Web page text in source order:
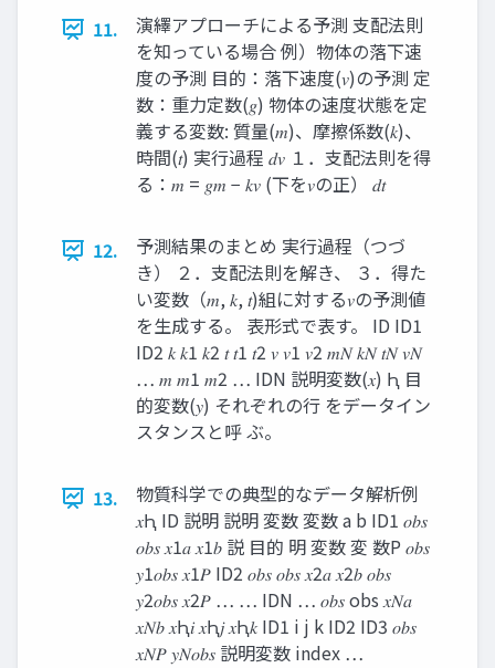
11.
演繹アプローチによる予測 支配法則
を知っている場合 例）物体の落下速
度の予測 目的：落下速度(𝑣)の予測 定
数：重力定数(𝑔) 物体の速度状態を定
義する変数: 質量(𝑚)、摩擦係数(𝑘)、
時間(𝑡) 実行過程 𝑑𝑣 １．支配法則を得
る：𝑚 = 𝑔𝑚 − 𝑘𝑣 (下を𝑣の正） 𝑑𝑡
12.
予測結果のまとめ 実行過程（つづ
き） ２．支配法則を解き、 ３．得た
い変数（𝑚, 𝑘, 𝑡)組に対する𝑣の予測値
を生成する。 表形式で表す。 ID ID1
ID2 𝑘 𝑘1 𝑘2 𝑡 𝑡1 𝑡2 𝑣 𝑣1 𝑣2 𝑚𝑁 𝑘𝑁 𝑡𝑁 𝑣𝑁
… 𝑚 𝑚1 𝑚2 … IDN 説明変数(𝑥) Ԧ 目
的変数(𝑦) それぞれの行 をデータイン
スタンスと呼 ぶ。
13.
物質科学での典型的なデータ解析例
𝑥Ԧ ID 説明 説明 変数 変数 a b ID1 𝑜𝑏𝑠
𝑜𝑏𝑠 𝑥1𝑎 𝑥1𝑏 説 目的 明 変数 変 数P 𝑜𝑏𝑠
𝑦1𝑜𝑏𝑠 𝑥1𝑃 ID2 𝑜𝑏𝑠 𝑜𝑏𝑠 𝑥2𝑎 𝑥2𝑏 𝑜𝑏𝑠
𝑦2𝑜𝑏𝑠 𝑥2𝑃 … … IDN … 𝑜𝑏𝑠 obs 𝑥𝑁𝑎
𝑥𝑁𝑏 𝑥Ԧ𝑖 𝑥Ԧ𝑗 𝑥Ԧ𝑘 ID1 i j k ID2 ID3 𝑜𝑏𝑠
𝑥𝑁𝑃 𝑦𝑁𝑜𝑏𝑠 説明変数 index …